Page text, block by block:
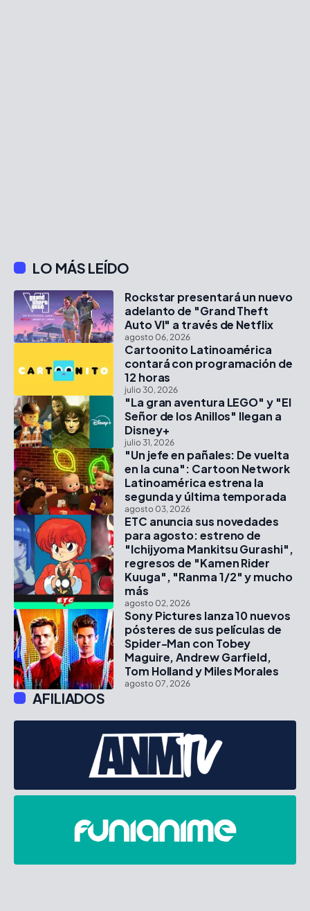
LO MÁS LEÍDO
Rockstar presentará un nuevo
adelanto de "Grand Theft
Auto VI" a través de Netflix
agosto 06, 2026
Cartoonito Latinoamérica
contará con programación de
12 horas
julio 30, 2026
"La gran aventura LEGO" y "El
Señor de los Anillos" llegan a
Disney+
julio 31, 2026
"Un jefe en pañales: De vuelta
en la cuna": Cartoon Network
Latinoamérica estrena la
segunda y última temporada
agosto 03, 2026
ETC anuncia sus novedades
para agosto: estreno de
"Ichijyoma Mankitsu Gurashi",
regresos de "Kamen Rider
Kuuga", "Ranma 1/2" y mucho
más
agosto 02, 2026
Sony Pictures lanza 10 nuevos
pósteres de sus películas de
Spider-Man con Tobey
Maguire, Andrew Garfield,
Tom Holland y Miles Morales
agosto 07, 2026
AFILIADOS